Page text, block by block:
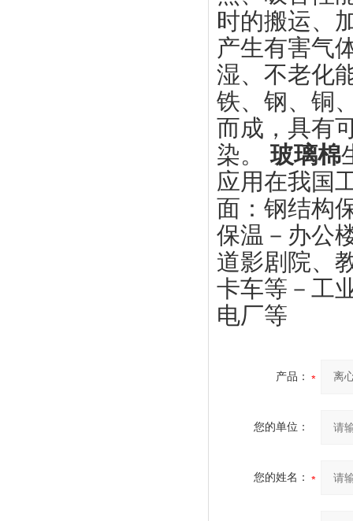
时的搬运、
产生有害气
湿、不老化
铁、钢、铜
而成，具有
染。玻璃棉
应用在我国
面：钢结构
保温－办公
道影剧院、
卡车等－工
电厂等
产品：
您的单位：
您的姓名：